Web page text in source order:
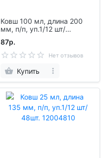
Ковш 100 мл, длина 200
мм, п/п, уп.1/12 шт/
87р.
Нет отзывов
Купить